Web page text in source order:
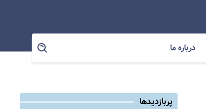
درباره ما
پربازدیدها